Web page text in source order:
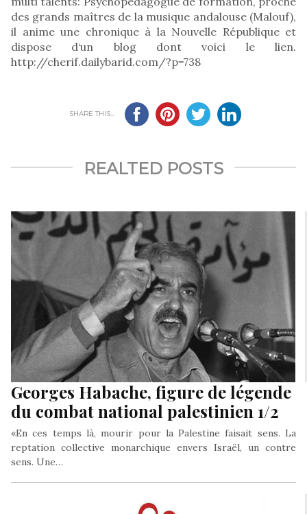
des grands maîtres de la musique andalouse (Malouf),
il anime une chronique à la Nouvelle République et
dispose d‘un blog dont voici le lien.
http://cherif.dailybarid.com/?p=738
SHARE THIS...
REALTED POSTS
Georges Habache, figure de légende
du combat national palestinien 1/2
«En ces temps là, mourir pour la Palestine faisait sens. La
reptation collective monarchique envers Israël, un contre
sens. Une…